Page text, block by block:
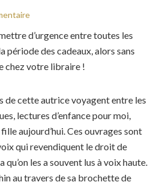
d’urgence entre toutes les
période des cadeaux, alors sans
chez votre libraire !
de cette autrice voyagent entre les
lectures d’enfance pour moi,
aujourd’hui. Ces ouvrages sont
qui revendiquent le droit de
qu’on les a souvent lus à voix haute.
au travers de sa brochette de